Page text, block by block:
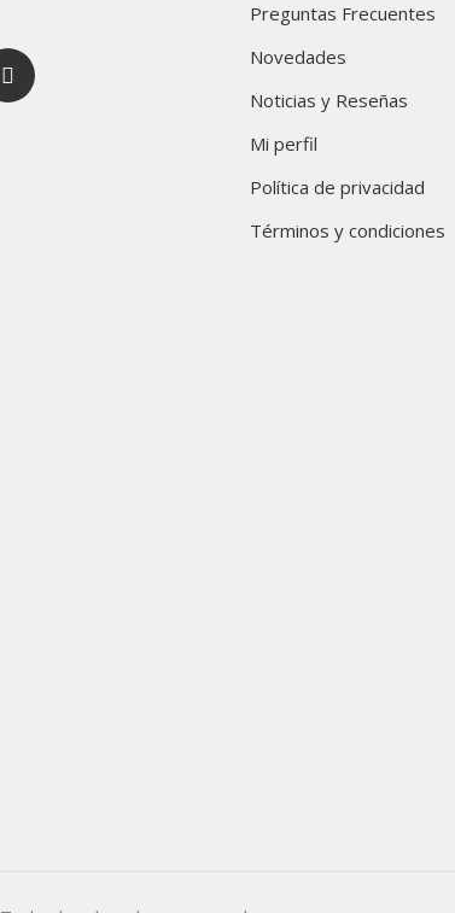
Preguntas Frecuentes
Novedades
Noticias y Reseñas
Mi perfil
Política de privacidad
Términos y condiciones